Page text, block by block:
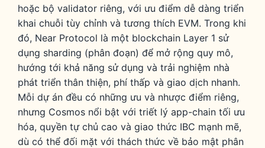
hoặc bộ validator riêng, với ưu điểm dễ dàng triển
khai chuỗi tùy chỉnh và tương thích EVM. Trong khi
đó, Near Protocol là một blockchain Layer 1 sử
dụng sharding (phân đoạn) để mở rộng quy mô,
hướng tới khả năng sử dụng và trải nghiệm nhà
phát triển thân thiện, phí thấp và giao dịch nhanh.
Mỗi dự án đều có những ưu và nhược điểm riêng,
nhưng Cosmos nổi bật với triết lý app-chain tối ưu
hóa, quyền tự chủ cao và giao thức IBC mạnh mẽ,
dù có thể đối mặt với thách thức về bảo mật phân